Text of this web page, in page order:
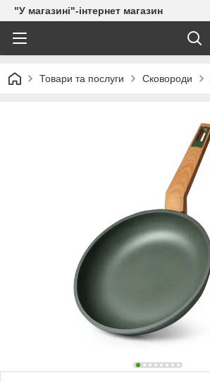
"У магазині"-інтернет магазин
Товари та послуги Сковороди